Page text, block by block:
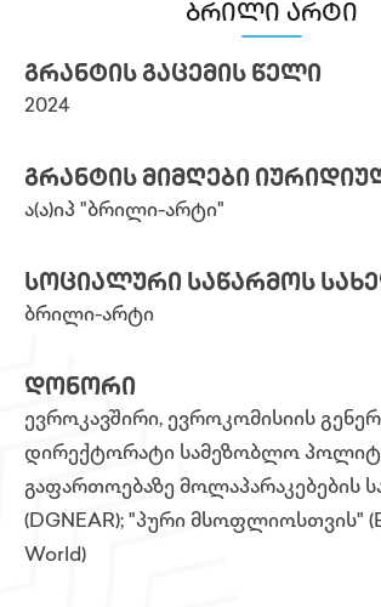
ბრილი არტი
ᲒᲠᲐᲜᲢᲘᲡ ᲒᲐᲪᲔᲛᲘᲡ ᲬᲔᲚᲘ
2024
ᲒᲠᲐᲜᲢᲘᲡ ᲛᲘᲛᲦᲔᲑᲘ
ა(ა)იპ "ბრილი-არტი"
ᲡᲝᲪᲘᲐᲚᲣᲠᲘ ᲡᲐᲬᲐᲠᲛᲝᲡ
ბრილი-არტი
ᲓᲝᲜᲝᲠᲘ
ევროკავშირი, ევროკომისიის
დირექტორატი სამეზობლო
გაფართოებაზე მოლაპარაკებების
(DGNEAR); "პური მსოფლიოსთვის"
World)